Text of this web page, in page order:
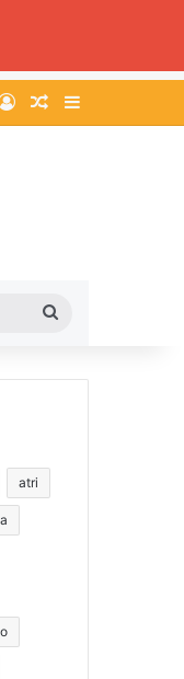
AccediUn articolo a
atri